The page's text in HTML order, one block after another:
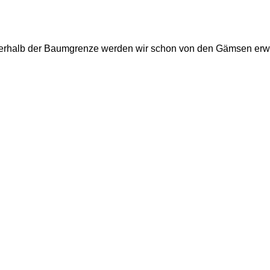
der Baumgrenze werden wir schon von den Gämsen